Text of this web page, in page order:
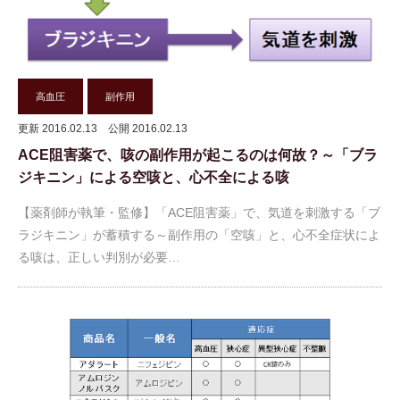
高血圧 副作用
更新 2016.02.13 公開 2016.02.13
ACE阻害薬で、咳の副作用が起こるのは何故？～「ブラ
ジキニン」による空咳と、心不全による咳
【薬剤師が執筆・監修】「ACE阻害薬」で、気道を刺激する「ブ
ラジキニン」が蓄積する～副作用の「空咳」と、心不全症状によ
る咳は、正しい判別が必要…